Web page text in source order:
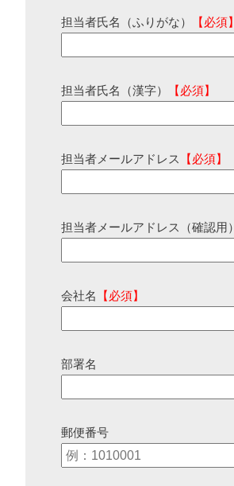
担当者氏名（ふりがな） 【必須】
担当者氏名（漢字） 【必須】
担当者メールアドレス 【必須】
担当者メールアドレス（確認用）
会社名 【必須】
部署名
郵便番号